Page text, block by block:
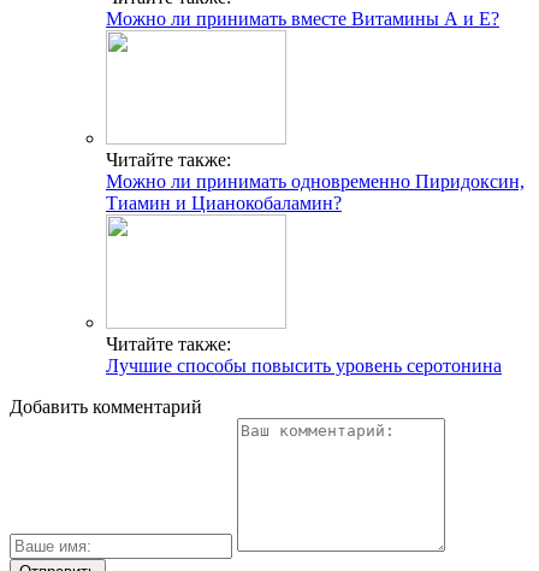
Можно ли принимать вместе Витамины А и Е?
Читайте также:
Можно ли принимать одновременно Пиридоксин,
Тиамин и Цианокобаламин?
Читайте также:
Лучшие способы повысить уровень серотонина
Добавить комментарий